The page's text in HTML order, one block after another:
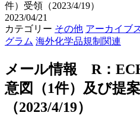
件）受領（2023/4/19）
2023/04/21
カテゴリー その他 アーカイブ
グラム 海外化学品規制関連
メール情報 R：
意図（1件）及び提
（2023/4/19）